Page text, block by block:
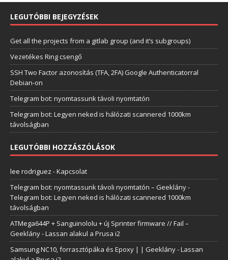
LEGUTÓBBI BEJEGYZÉSEK
Get all the projects from a gitlab group (and it’s subgroups)
Vezetékes Ring csengő
SSH Two Factor azonosítás (TFA, 2FA) Google Authenticatorral
Debian-on
Telegram bot: nyomtassunk távoli nyomtatón
Telegram bot: Legyen neked is hálózati scannered 1000km
távolságban
LEGUTÓBBI HOZZÁSZÓLÁSOK
lee rodriguez -Kapcsolat
Telegram bot: nyomtassunk távoli nyomtatón – Geeklány-
Telegram bot: Legyen neked is hálózati scannered 1000km
távolságban
ATMega644P + Sanguinololu + új Sprinter firmware // Fail –
Geeklány-Lassan alakul a Prusa i2
Samsung NC10, forrasztópáka és Epoxy | | Geeklány-Lassan